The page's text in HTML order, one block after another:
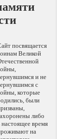
посвящается
Великой
и не
с
которые
были
либо
настоящее время
на